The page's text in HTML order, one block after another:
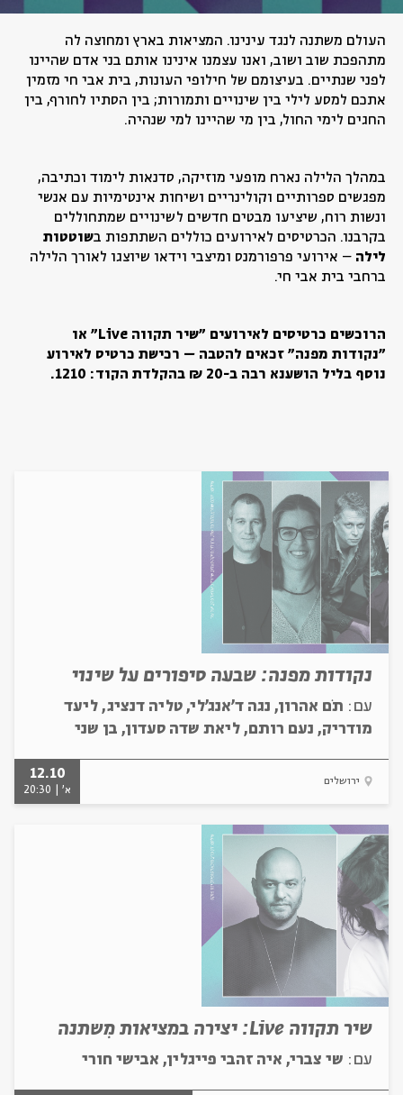
העולם משתנה לנגד עינינו. המציאות בארץ ומחוצה לה
מתהפכת שוב ושוב, ואנו עצמנו אינינו אותם בני אדם שהיינו
לפני שנתיים. בעיצומם של חילופי העונות, בית אבי חי מזמין
אתכם למסע לילי בין שינויים ותמורות; בין הסתיו לחורף, בין
החגים לימי החול, בין מי שהיינו למי שנהיה.
במהלך הלילה נארח מופעי מוזיקה, סדנאות לימוד וכתיבה,
מפגשים ספרותיים וקולינריים ושיחות אינטימיות עם אנשי
ונשות רוח, שיציעו מבטים חדשים לשינויים שמתחוללים
בקרבנו. הכרטיסים לאירועים כוללים השתתפות בשוטטות
לילה – אירועי פרפורמנס ומיצבי וידאו שיוצגו לאורך הלילה
ברחבי בית אבי חי.
הרוכשים כרטיסים לאירועים ״שיר תקווה
״ או
״נקודות מפנה״ זכאים להטבה – רכישת כרטיס לאירוע
נוסף בליל הושענא רבה ב-20 ₪ בהקלדת הקוד: 1210.
נקודות מפנה: שבעה סיפורים על שינוי
עם: תֹם אהרון, נגה ד'אנג'לי, טליה דנציג, ליעד
מודריק, נעם רותם, ליאת שדה סעדון, בן שני
ירושלים
12.10
א' | 20:30
שיר תקווה Live: יצירה במציאות מִשתנה
עם: שי צברי, איה זהבי פייגלין, אבישי חורי